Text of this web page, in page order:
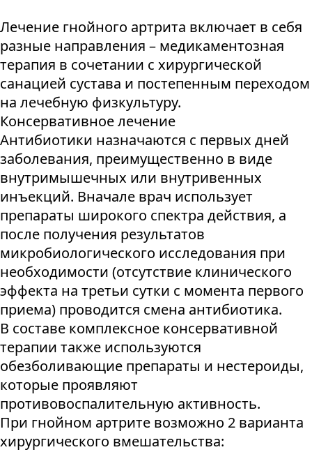
Лечение гнойного артрита включает в себя
разные направления – медикаментозная
терапия в сочетании с хирургической
санацией сустава и постепенным переходом
на лечебную физкультуру.
Консервативное лечение
Антибиотики назначаются с первых дней
заболевания, преимущественно в виде
внутримышечных или внутривенных
инъекций. Вначале врач использует
препараты широкого спектра действия, а
после получения результатов
микробиологического исследования при
необходимости (отсутствие клинического
эффекта на третьи сутки с момента первого
приема) проводится смена антибиотика.
В составе комплексное консервативной
терапии также используются
обезболивающие препараты и нестероиды,
которые проявляют
противовоспалительную активность.
При гнойном артрите возможно 2 варианта
хирургического вмешательства: